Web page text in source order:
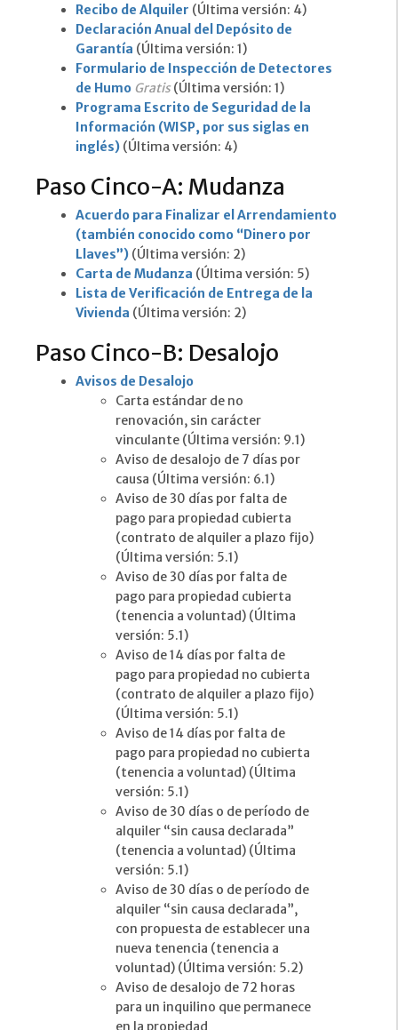
Recibo de Alquiler (Última versión: 4)
Declaración Anual del Depósito de
Garantía (Última versión: 1)
Formulario de Inspección de Detectores
de Humo Gratis(Última versión: 1)
Programa Escrito de Seguridad de la
Información (WISP, por sus siglas en
inglés) (Última versión: 4)
Paso Cinco-A: Mudanza
Acuerdo para Finalizar el Arrendamiento
(también conocido como “Dinero por
Llaves”) (Última versión: 2)
Carta de Mudanza (Última versión: 5)
Lista de Verificación de Entrega de la
Vivienda (Última versión: 2)
Paso Cinco-B: Desalojo
Avisos de Desalojo
Carta estándar de no
renovación, sin carácter
vinculante (Última versión: 9.1)
Aviso de desalojo de 7 días por
causa (Última versión: 6.1)
Aviso de 30 días por falta de
pago para propiedad cubierta
(contrato de alquiler a plazo fijo)
(Última versión: 5.1)
Aviso de 30 días por falta de
pago para propiedad cubierta
(tenencia a voluntad) (Última
versión: 5.1)
Aviso de 14 días por falta de
pago para propiedad no cubierta
(contrato de alquiler a plazo fijo)
(Última versión: 5.1)
Aviso de 14 días por falta de
pago para propiedad no cubierta
(tenencia a voluntad) (Última
versión: 5.1)
Aviso de 30 días o de período de
alquiler “sin causa declarada”
(tenencia a voluntad) (Última
versión: 5.1)
Aviso de 30 días o de período de
alquiler “sin causa declarada”,
con propuesta de establecer una
nueva tenencia (tenencia a
voluntad) (Última versión: 5.2)
Aviso de desalojo de 72 horas
para un inquilino que permanece